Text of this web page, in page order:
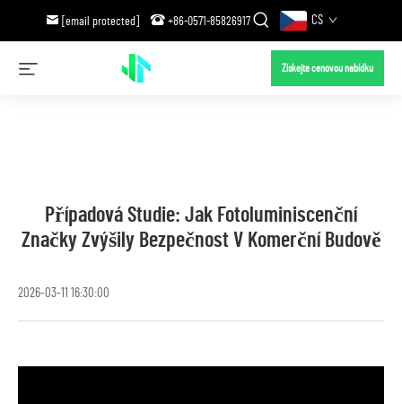
[email protected] +86-0571-85826917 CS
Získejte cenovou nabídku
Případová Studie: Jak Fotoluminiscenční
Značky Zvýšily Bezpečnost V Komerční Budově
2026-03-11 16:30:00